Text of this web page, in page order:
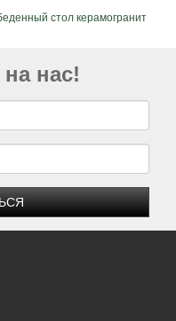
стол керамогранит
нас!